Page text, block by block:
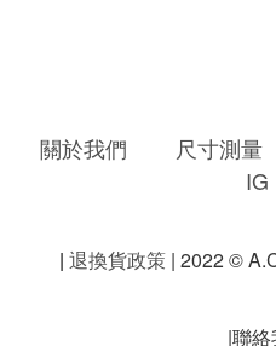
關於我們 尺寸測量
IG
| 退換貨政策 | 2022 ©
|聯